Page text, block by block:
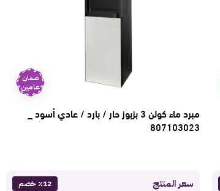
ضمان
عامين
مبرد ماء كولن 3 بزبوز حار / بارد / عادي أسود _
807103023
سعر المنتج ٪12 خصم